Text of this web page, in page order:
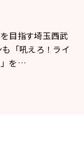
目指す埼玉西武
「吼えろ！ライ
」を…